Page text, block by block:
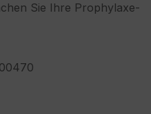
Sie Ihre Prophylaxe-